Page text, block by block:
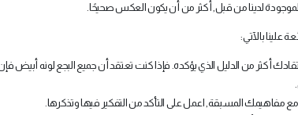
الموجودة لدينا من قبل, أكثر من أن يكون العكس صحيحًا.
علينا بالآتي:
أكثر من الدليل الذي يؤكده. فإذا كنت تعتقد أن جميع البجع لونه أبيض
مع مفاهيمك المسبقة, اعمل على التأكد من التفكير فيها وتذكرها.